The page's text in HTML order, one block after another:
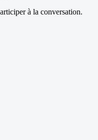
à la conversation.